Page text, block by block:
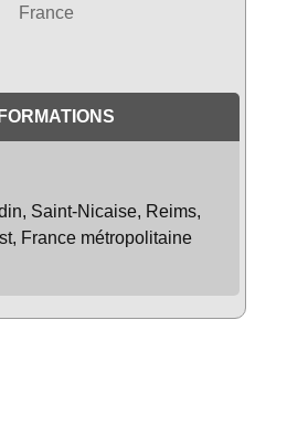
France
Saint-Nicaise, Reims,
France métropolitaine